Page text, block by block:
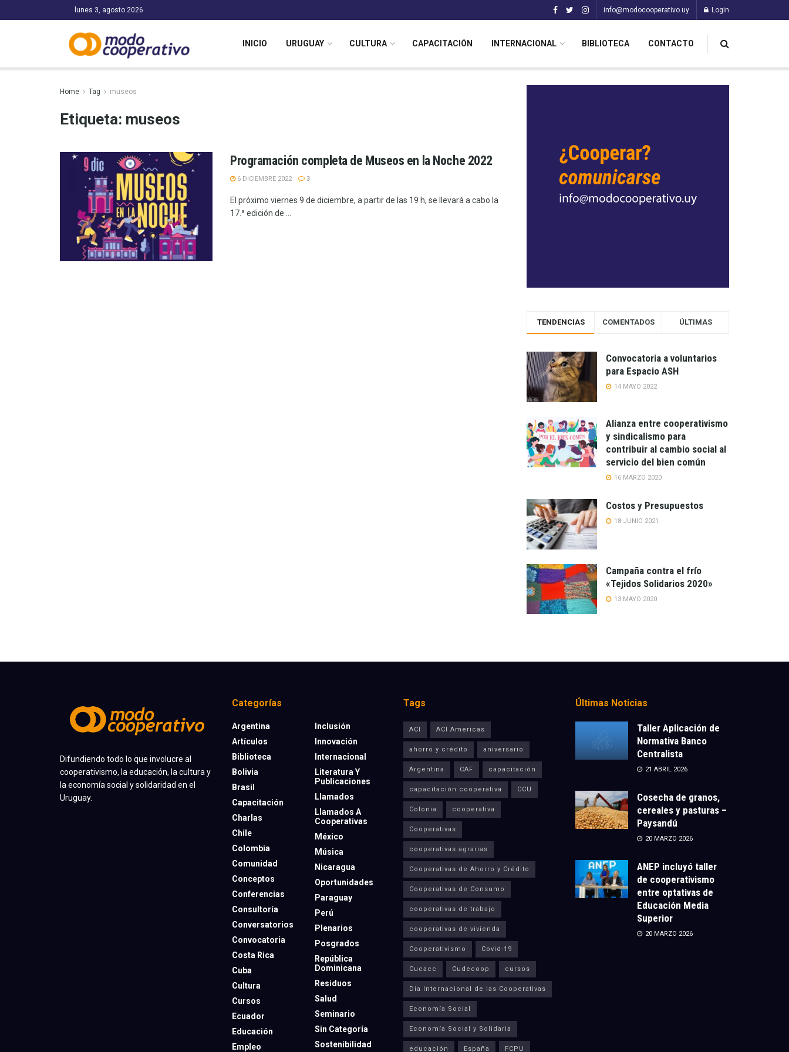
lunes 3, agosto 2026 info@modocooperativo.uy Login
INICIO URUGUAY CULTURA CAPACITACIÓN INTERNACIONAL BIBLIOTECA CONTACTO
Home Tag museos
Etiqueta: museos
Programación completa de Museos en la Noche 2022
6 DICIEMBRE 2022 3
El próximo viernes 9 de diciembre, a partir de las 19 h, se llevará a cabo la
17.ª edición de ...
TENDENCIAS COMENTADOS ÚLTIMAS
Convocatoria a voluntarios
para Espacio ASH
14 MAYO 2022
Alianza entre cooperativismo
y sindicalismo para
contribuir al cambio social al
servicio del bien común
16 MARZO 2020
Costos y Presupuestos
18 JUNIO 2021
Campaña contra el frío
«Tejidos Solidarios 2020»
13 MAYO 2020
Difundiendo todo lo que involucre al
cooperativismo, la educación, la cultura y
la economía social y solidaridad en el
Uruguay.
Categorías
Argentina
Artículos
Biblioteca
Bolivia
Brasil
Capacitación
Charlas
Chile
Colombia
Comunidad
Conceptos
Conferencias
Consultoría
Conversatorios
Convocatoria
Costa Rica
Cuba
Cultura
Cursos
Ecuador
Educación
Empleo
Inclusión
Innovación
Internacional
Literatura Y
Publicaciones
Llamados
Llamados A
Cooperativas
México
Música
Nicaragua
Oportunidades
Paraguay
Perú
Plenarios
Posgrados
República
Dominicana
Residuos
Salud
Seminario
Sin Categoría
Sostenibilidad
Tags
ACI ACI Americas
ahorro y crédito aniversario
Argentina CAF capacitación
capacitación cooperativa CCU
Colonia cooperativa
Cooperativas
cooperativas agrarias
Cooperativas de Ahorro y Crédito
Cooperativas de Consumo
cooperativas de trabajo
cooperativas de vivienda
Cooperativismo Covid-19
Cucacc Cudecoop cursos
Día Internacional de las Cooperativas
Economía Social
Economía Social y Solidaria
educación España FCPU
Últimas Noticias
Taller Aplicación de
Normativa Banco
Centralista
21 ABRIL 2026
Cosecha de granos,
cereales y pasturas –
Paysandú
20 MARZO 2026
ANEP incluyó taller
de cooperativismo
entre optativas de
Educación Media
Superior
20 MARZO 2026